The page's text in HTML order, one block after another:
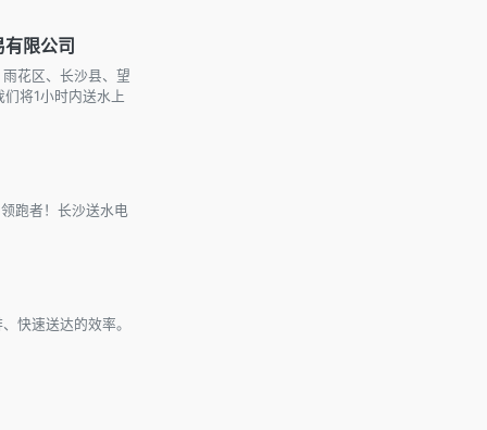
限公司
花区、长沙县、望
将1小时内送水上
跑者！长沙送水电
快速送达的效率。